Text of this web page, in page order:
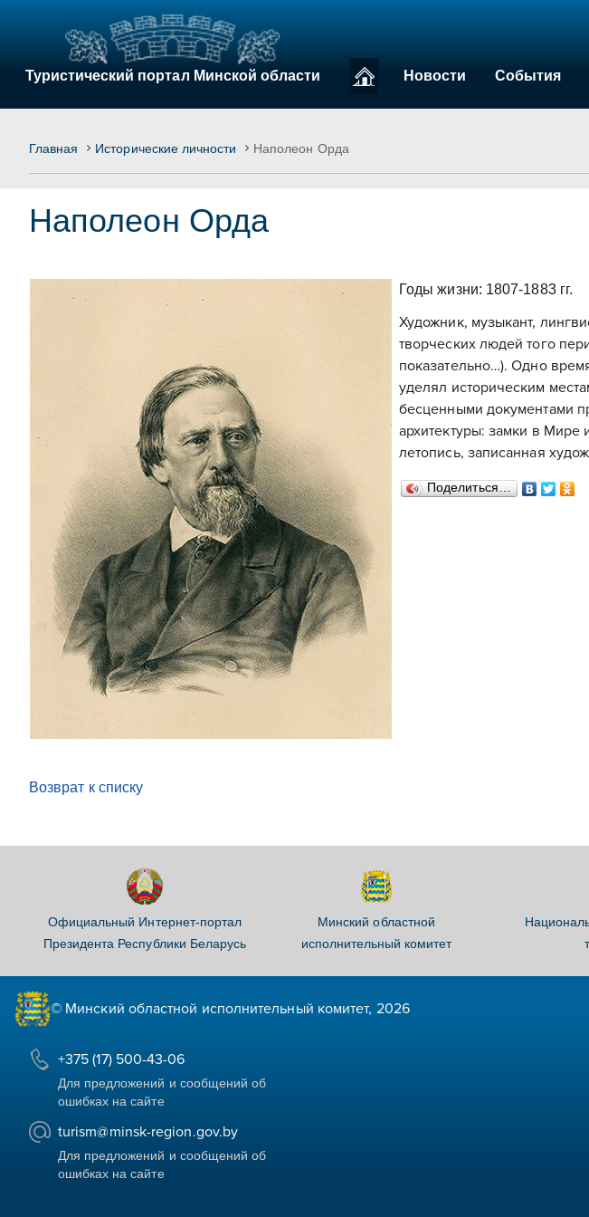
Туристический портал Минской области Новости События
Главная Исторические личноcти Наполеон Орда
Наполеон Орда
Годы жизни: 1807-1883 гг.
Художник, музыкант,
творческих людей того
показательно…). Одно
уделял историческим
бесценными документами
архитектуры: замки в Мире
летопись, записанная
Поделиться…
Возврат к списку
Официальный Интернет-портал
Президента Республики Беларусь
Минский областной
исполнительный комитет
© Минский областной исполнительный комитет, 2026
+375 (17) 500-43-06
Для предложений и сообщений об
ошибках на сайте
turism@minsk-region.gov.by
Для предложений и сообщений об
ошибках на сайте